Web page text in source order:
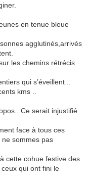
en tenue bleue
agglutinés,arrivés
les chemins rétrécis
qui s’éveillent ..
kms ..
Ce serait injustifié
face à tous ces
sommes pas
cette cohue festive des
qui ont fini le